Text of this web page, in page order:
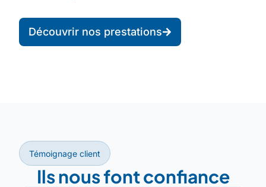
Découvrir nos prestations
Témoignage client
Ils nous font confiance